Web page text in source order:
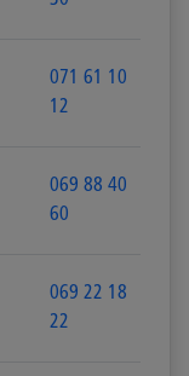
071 61 10
12
069 88 40
60
069 22 18
22